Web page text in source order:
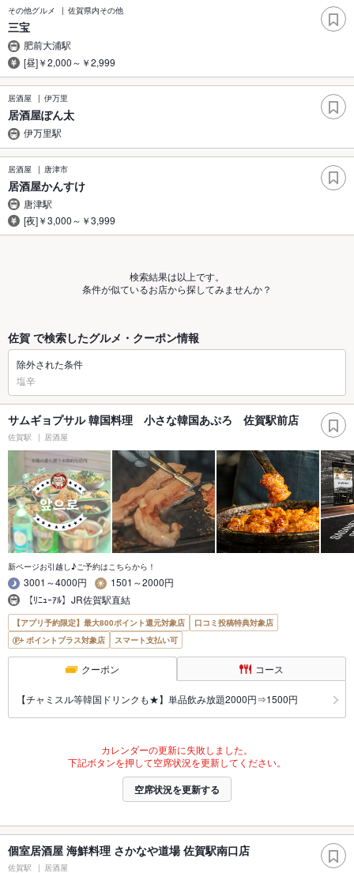
その他グルメ 佐賀県内その他
三宝
肥前大浦駅
[昼]￥2,000～￥2,999
居酒屋 伊万里
居酒屋ぽん太
伊万里駅
居酒屋 唐津市
居酒屋かんすけ
唐津駅
[夜]￥3,000～￥3,999
検索結果は以上です。
条件が似ているお店から探してみませんか？
佐賀 で検索したグルメ・クーポン情報
除外された条件
塩辛
サムギョプサル 韓国料理 小さな韓国あぷろ 佐賀駅前店
佐賀駅 居酒屋
新ページお引越し♪ご予約はこちらから！
3001～4000円
1501～2000円
【ﾘﾆｭｰｱﾙ】JR佐賀駅直結
【アプリ予約限定】最大800ポイント還元対象店
口コミ投稿特典対象店
ポイントプラス対象店
スマート支払い可
クーポン コース
【チャミスル等韓国ドリンクも★】単品飲み放題2000円⇒1500円
カレンダーの更新に失敗しました。
下記ボタンを押して空席状況を更新してください。
空席状況を更新する
個室居酒屋 海鮮料理 さかなや道場 佐賀駅南口店
佐賀駅 居酒屋